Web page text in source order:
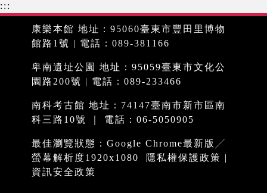
:::
康樂本館 地址：95060臺東市豐田里博物
館路1號 | 電話：089-381166
卑南遺址公園 地址：95059臺東市文化公
園路200號 | 電話：089-233466
南科考古館 地址：74147臺南市新市區南
科三路10號 ｜ 電話：06-5050905
最佳瀏覽狀態：Google Chrome最新版╱
螢幕解析度1920x1080
隱私權保護政策 |
資訊安全政策